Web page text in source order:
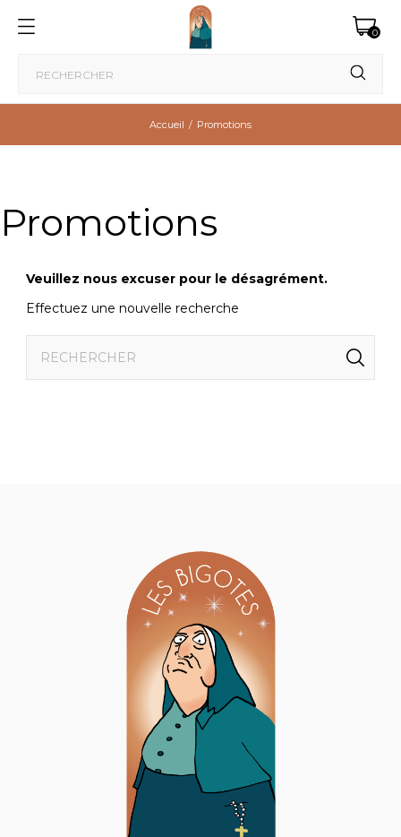
0
Accueil Promotions
Promotions
Veuillez nous excuser pour le désagrément.
Effectuez une nouvelle recherche